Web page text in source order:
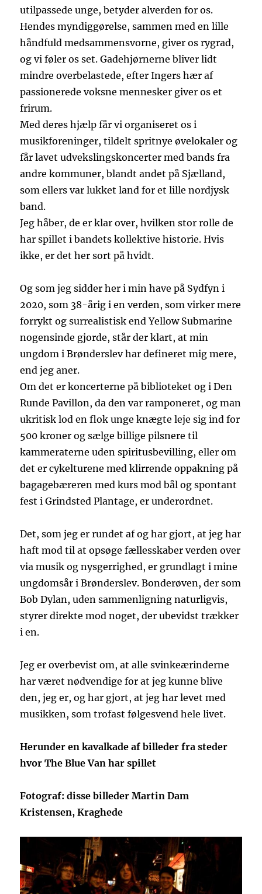
utilpassede unge, betyder alverden for os.
Hendes myndiggørelse, sammen med en lille
håndfuld medsammensvorne, giver os rygrad,
og vi føler os set. Gadehjørnerne bliver lidt
mindre overbelastede, efter Ingers hær af
passionerede voksne mennesker giver os et
frirum.
Med deres hjælp får vi organiseret os i
musikforeninger, tildelt spritnye øvelokaler og
får lavet udvekslingskoncerter med bands fra
andre kommuner, blandt andet på Sjælland,
som ellers var lukket land for et lille nordjysk
band.
Jeg håber, de er klar over, hvilken stor rolle de
har spillet i bandets kollektive historie. Hvis
ikke, er det her sort på hvidt.
Og som jeg sidder her i min have på Sydfyn i
2020, som 38-årig i en verden, som virker mere
forrykt og surrealistisk end Yellow Submarine
nogensinde gjorde, står der klart, at min
ungdom i Brønderslev har defineret mig mere,
end jeg aner.
Om det er koncerterne på biblioteket og i Den
Runde Pavillon, da den var ramponeret, og man
ukritisk lod en flok unge knægte leje sig ind for
500 kroner og sælge billige pilsnere til
kammeraterne uden spiritusbevilling, eller om
det er cykelturene med klirrende oppakning på
bagagebæreren med kurs mod bål og spontant
fest i Grindsted Plantage, er underordnet.
Det, som jeg er rundet af og har gjort, at jeg har
haft mod til at opsøge fællesskaber verden over
via musik og nysgerrighed, er grundlagt i mine
ungdomsår i Brønderslev. Bonderøven, der som
Bob Dylan, uden sammenligning naturligvis,
styrer direkte mod noget, der ubevidst trækker
i en.
Jeg er overbevist om, at alle svinkeærinderne
har været nødvendige for at jeg kunne blive
den, jeg er, og har gjort, at jeg har levet med
musikken, som trofast følgesvend hele livet.
Herunder en kavalkade af billeder fra steder
hvor The Blue Van har spillet
Fotograf: disse billeder Martin Dam
Kristensen, Kraghede